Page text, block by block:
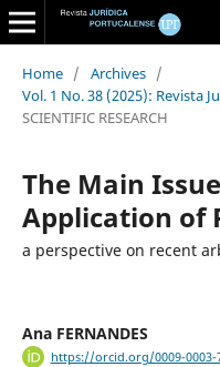
Home / Archives /
Vol. 1 No. 38 (2025): Revista
SCIENTIFIC RESEARCH
The Main
Application of
a perspective on recent
Ana FERNANDES
https://orcid.org/0009-0003-